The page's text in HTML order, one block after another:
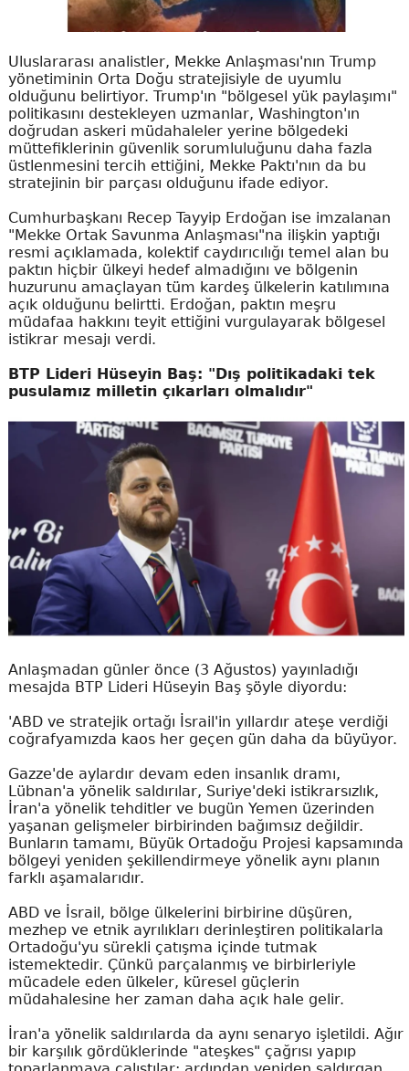
Uluslararası analistler, Mekke Anlaşması'nın Trump
yönetiminin Orta Doğu stratejisiyle de uyumlu
olduğunu belirtiyor. Trump'ın "bölgesel yük paylaşımı"
politikasını destekleyen uzmanlar, Washington'ın
doğrudan askeri müdahaleler yerine bölgedeki
müttefiklerinin güvenlik sorumluluğunu daha fazla
üstlenmesini tercih ettiğini, Mekke Paktı'nın da bu
stratejinin bir parçası olduğunu ifade ediyor.
Cumhurbaşkanı Recep Tayyip Erdoğan ise imzalanan
"Mekke Ortak Savunma Anlaşması"na ilişkin yaptığı
resmi açıklamada, kolektif caydırıcılığı temel alan bu
paktın hiçbir ülkeyi hedef almadığını ve bölgenin
huzurunu amaçlayan tüm kardeş ülkelerin katılımına
açık olduğunu belirtti. Erdoğan, paktın meşru
müdafaa hakkını teyit ettiğini vurgulayarak bölgesel
istikrar mesajı verdi.
BTP Lideri Hüseyin Baş: "Dış politikadaki tek
pusulamız milletin çıkarları olmalıdır"
Anlaşmadan günler önce (3 Ağustos) yayınladığı
mesajda BTP Lideri Hüseyin Baş şöyle diyordu:
'ABD ve stratejik ortağı İsrail'in yıllardır ateşe verdiği
coğrafyamızda kaos her geçen gün daha da büyüyor.
Gazze'de aylardır devam eden insanlık dramı,
Lübnan'a yönelik saldırılar, Suriye'deki istikrarsızlık,
İran'a yönelik tehditler ve bugün Yemen üzerinden
yaşanan gelişmeler birbirinden bağımsız değildir.
Bunların tamamı, Büyük Ortadoğu Projesi kapsamında
bölgeyi yeniden şekillendirmeye yönelik aynı planın
farklı aşamalarıdır.
ABD ve İsrail, bölge ülkelerini birbirine düşüren,
mezhep ve etnik ayrılıkları derinleştiren politikalarla
Ortadoğu'yu sürekli çatışma içinde tutmak
istemektedir. Çünkü parçalanmış ve birbirleriyle
mücadele eden ülkeler, küresel güçlerin
müdahalesine her zaman daha açık hale gelir.
İran'a yönelik saldırılarda da aynı senaryo işletildi. Ağır
bir karşılık gördüklerinde "ateşkes" çağrısı yapıp